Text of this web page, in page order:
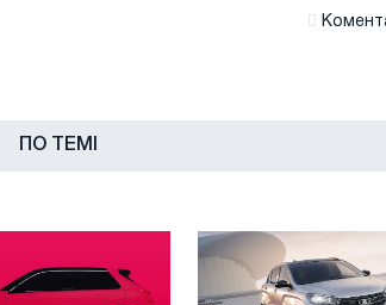
ПО ТЕМІ